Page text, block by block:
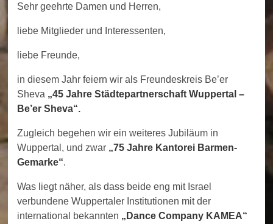
Sehr geehrte Damen und Herren,
liebe Mitglieder und Interessenten,
liebe Freunde,
in diesem Jahr feiern wir als Freundeskreis Be’er
Sheva „45 Jahre Städtepartnerschaft Wuppertal –
Be’er Sheva“.
Zugleich begehen wir ein weiteres Jubiläum in
Wuppertal, und zwar „75 Jahre Kantorei Barmen-
Gemarke“.
Was liegt näher, als dass beide eng mit Israel
verbundene Wuppertaler Institutionen mit der
international bekannten „Dance Company KAMEA“